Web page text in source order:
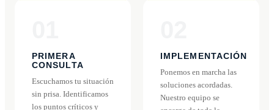
PRIMERA
CONSULTA
Escuchamos tu situación
sin prisa. Identificamos
los puntos críticos y
IMPLEMENTACIÓN
Ponemos en marcha las
soluciones acordadas.
Nuestro equipo se